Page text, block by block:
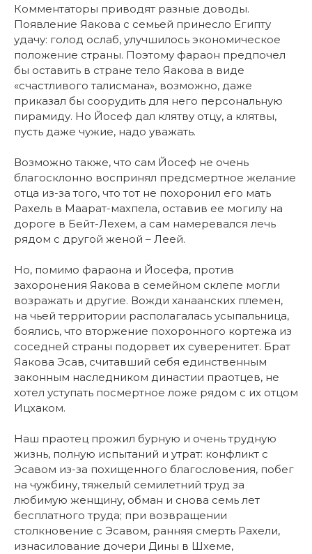
Комментаторы приводят разные доводы.
Появление Яакова с семьей принесло Египту
удачу: голод ослаб, улучшилось экономическое
положение страны. Поэтому фараон предпочел
бы оставить в стране тело Яакова в виде
«счастливого талисмана», возможно, даже
приказал бы соорудить для него персональную
пирамиду. Но Йосеф дал клятву отцу, а клятвы,
пусть даже чужие, надо уважать.
Возможно также, что сам Йосеф не очень
благосклонно воспринял предсмертное желание
отца из-за того, что тот не похоронил его мать
Рахель в Маарат-махпела, оставив ее могилу на
дороге в Бейт-Лехем, а сам намеревался лечь
рядом с другой женой – Леей.
Но, помимо фараона и Йосефа, против
захоронения Яакова в семейном склепе могли
возражать и другие. Вожди ханаанских племен,
на чьей территории располагалась усыпальница,
боялись, что вторжение похоронного кортежа из
соседней страны подорвет их суверенитет. Брат
Яакова Эсав, считавший себя единственным
законным наследником династии праотцев, не
хотел уступать посмертное ложе рядом с их отцом
Ицхаком.
Наш праотец прожил бурную и очень трудную
жизнь, полную испытаний и утрат: конфликт с
Эсавом из-за похищенного благословения, побег
на чужбину, тяжелый семилетний труд за
любимую женщину, обман и снова семь лет
бесплатного труда; при возвращении
столкновение с Эсавом, ранняя смерть Рахели,
изнасилование дочери Дины в Шхеме,